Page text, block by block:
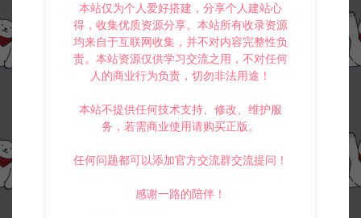
本站仅为个人爱好搭建，分享个人建站心
得，收集优质资源分享。本站所有收录资源
均来自于互联网收集，并不对内容完整性负
责。本站资源仅供学习交流之用，不对任何
人的商业行为负责，切勿非法用途！
本站不提供任何技术支持、修改、维护服
务，若需商业使用请购买正版。
任何问题都可以添加官方交流群交流提问！
感谢一路的陪伴！